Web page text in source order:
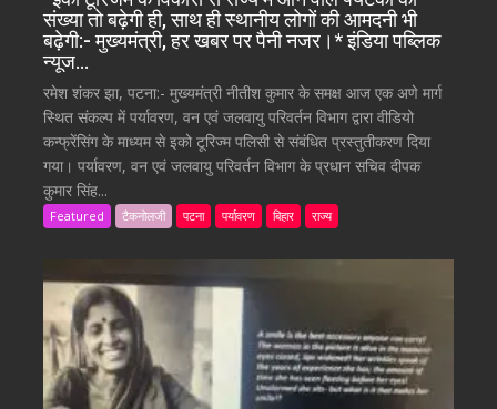
संख्या तो बढ़ेगी ही, साथ ही स्थानीय लोगों की आमदनी भी
बढ़ेगी:- मुख्यमंत्री, हर खबर पर पैनी नजर।* इंडिया पब्लिक
न्यूज…
रमेश शंकर झा, पटना:- मुख्यमंत्री नीतीश कुमार के समक्ष आज एक अणे मार्ग
स्थित संकल्प में पर्यावरण, वन एवं जलवायु परिवर्तन विभाग द्वारा वीडियो
कन्फ्रेंसिंग के माध्यम से इको टूरिज्म पलिसी से संबंधित प्रस्तुतीकरण दिया
गया। पर्यावरण, वन एवं जलवायु परिवर्तन विभाग के प्रधान सचिव दीपक
कुमार सिंह...
Featured टैकनोलजी पटना पर्यावरण बिहार राज्य